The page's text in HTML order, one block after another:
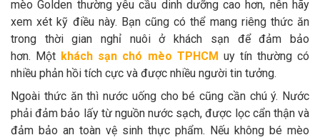
mèo Golden thường yêu cầu dinh dưỡng cao hơn, nên hãy
xem xét kỹ điều này. Bạn cũng có thể mang riêng thức ăn
trong thời gian nghỉ nuôi ở khách sạn để đảm bảo
hơn. Một khách sạn chó mèo TPHCM uy tín thường có
nhiều phản hồi tích cực và được nhiều người tin tưởng.
Ngoài thức ăn thì nước uống cho bé cũng cần chú ý. Nước
phải đảm bảo lấy từ nguồn nước sạch, được lọc cẩn thận và
đảm bảo an toàn vệ sinh thực phẩm. Nếu không bé mèo